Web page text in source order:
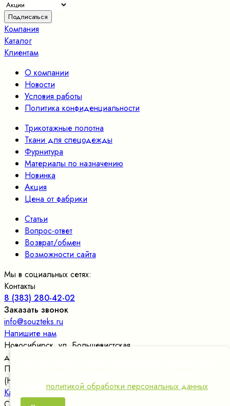
Компания
Каталог
Клиентам
О компании
Новости
Условия работы
Политика конфиденциальности
Трикотажные полотна
Ткани для спецодежды
Фурнитура
Материалы по назначению
Новинка
Акция
Цена от фабрики
Статьи
Вопрос-ответ
Возврат/обмен
Возможности сайта
Мы в социальных сетях:
Контакты
8 (383) 280-42-02
Заказать звонок
info@souzteks.ru
Напишите нам
Новосибирск ул. Большевистская,
д.177/24, оф.109
Пн. – Пт.: с 9:00 до 17:30
(Новосибирское время)
Карта сайта
политикой обработки персональных данных